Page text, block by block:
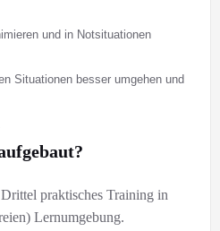
und in Notsituationen
Situationen besser umgehen und
praktisches Training in
Lernumgebung.